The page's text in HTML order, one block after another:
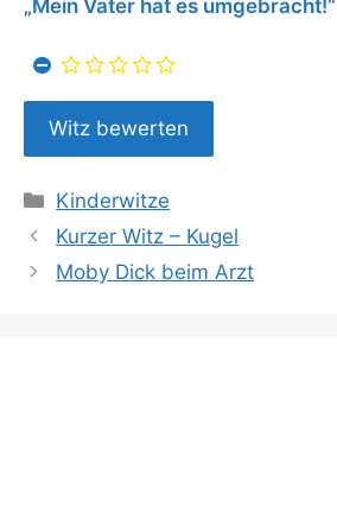
„Mein Vater hat es umgebracht!“
Kategorien
Kinderwitze
Kurzer Witz – Kugel
Moby Dick beim Arzt